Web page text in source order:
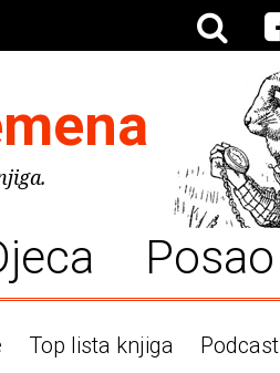
Posao
Top lista knjiga Podcast